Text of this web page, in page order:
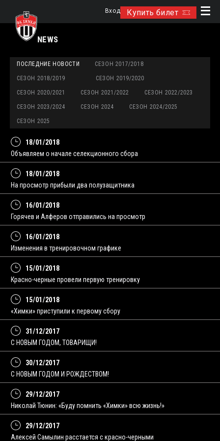
Купить билет
Вход
NEWS
ПОСЛЕДНИЕ НОВОСТИ СЕЗОН 2017/2018
СЕЗОН 2018/2019 СЕЗОН 2019/2020
СЕЗОН 2020/2021 СЕЗОН 2021/2022 СЕЗОН 2022/2023
СЕЗОН 2023/2024 СЕЗОН 2024 СЕЗОН 2024/2025
СЕЗОН 2025
18/01/2018
Объявляем о начале селекционного сбора
18/01/2018
На просмотр прибыли два полузащитника
16/01/2018
Горячев и Алферов отправились на просмотр
16/01/2018
Изменения в тренировочном графике
15/01/2018
Красно-черные провели первую тренировку
15/01/2018
«Химки» приступили к первому сбору
31/12/2017
С НОВЫМ ГОДОМ, ТОВАРИЩИ!
30/12/2017
С НОВЫМ ГОДОМ И РОЖДЕСТВОМ!
29/12/2017
Николай Тюнин: «Буду помнить «Химки» всю жизнь!»
29/12/2017
Алексей Самылин расстается с красно-черными